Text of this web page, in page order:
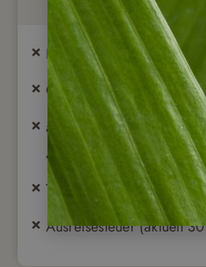
Internationale Flüge
Getränke & nicht
alle nicht aufgeführten
Ausflüge
Trinkgelder & sonstige
Ausreisesteuer (aktuell